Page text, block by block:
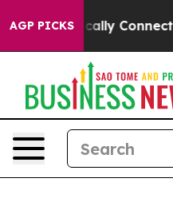
AGP PICKS
Politically